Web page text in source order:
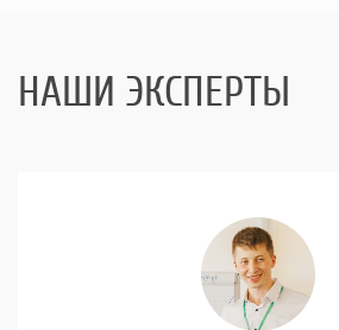
НАШИ ЭКСПЕРТЫ